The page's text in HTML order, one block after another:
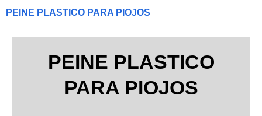
PEINE PLASTICO PARA PIOJOS
PEINE PLASTICO
PARA PIOJOS